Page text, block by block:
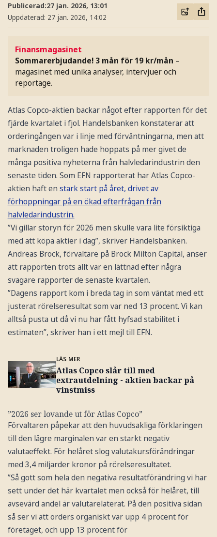
Publicerad:27 jan. 2026, 13:01
Uppdaterad: 27 jan. 2026, 14:02
Finansmagasinet
Sommarerbjudande! 3 mån för 19 kr/mån –
magasinet med unika analyser, intervjuer och
reportage.
Atlas Copco-aktien backar något efter rapporten för det
fjärde kvartalet i fjol. Handelsbanken konstaterar att
orderingången var i linje med förväntningarna, men att
marknaden troligen hade hoppats på mer givet de
många positiva nyheterna från halvledarindustrin den
senaste tiden. Som EFN rapporterat har Atlas Copco-
aktien haft en stark start på året, drivet av
förhoppningar på en ökad efterfrågan från
halvledarindustrin.
”Vi gillar storyn för 2026 men skulle vara lite försiktiga
med att köpa aktier i dag”, skriver Handelsbanken.
Andreas Brock, förvaltare på Brock Milton Capital, anser
att rapporten trots allt var en lättnad efter några
svagare rapporter de senaste kvartalen.
”Dagens rapport kom i breda tag in som väntat med ett
justerat rörelseresultat som var ned 13 procent. Vi kan
alltså pusta ut då vi nu har fått hyfsad stabilitet i
estimaten”, skriver han i ett mejl till EFN.
LÄS MER
Atlas Copco slår till med
extrautdelning - aktien backar på
vinstmiss
”2026 ser lovande ut för Atlas Copco”
Förvaltaren påpekar att den huvudsakliga förklaringen
till den lägre marginalen var en starkt negativ
valutaeffekt. För helåret slog valutakursförändringar
med 3,4 miljarder kronor på rörelseresultatet.
”Så gott som hela den negativa resultatförändring vi har
sett under det här kvartalet men också för helåret, till
avsevärd andel är valutarelaterat. På den positiva sidan
så ser vi att orders organiskt var upp 4 procent för
företaget, och upp 13 procent för